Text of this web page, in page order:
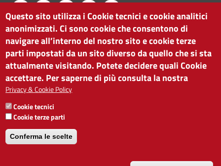
CAMERA DI COMMERCIO DI BOLZANO
via Alto Adige 60 | I-39100 Bolzano
tel. 0471 945 511 |info@camcom.bz.it
Partita IVA: 00376420212
ISTITUTO PER LA PROMOZIONE DELLO
SVILUPPO ECONOMICO
Partita IVA: 01716880214
Questo sito utilizza i Cookie tecnici e cookie analitici
anonimizzati. Ci sono cookie che consentono di
navigare all’interno del nostro sito e cookie terze
parti impostati da un sito diverso da quello che si sta
attualmente visitando. Potete decidere quali Cookie
accettare. Per saperne di più consulta la nostra
Privacy & Cookie Policy
Cookie tecnici
Cookie terze parti
Conferma le scelte